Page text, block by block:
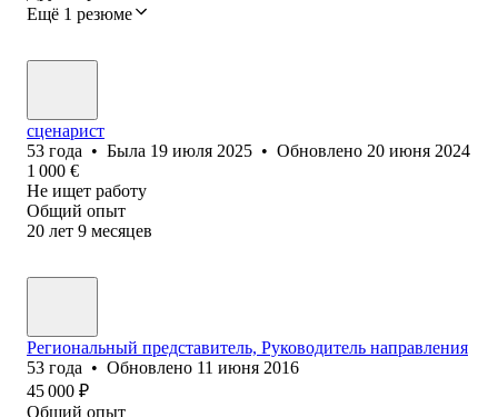
Ещё 1 резюме
сценарист
53 года • Была 19 июля 2025 • Обновлено 20 июня 2024
1 000 €
Не ищет работу
Общий опыт
20 лет 9 месяцев
Региональный представитель, Руководитель направления
53 года • Обновлено 11 июня 2016
45 000 ₽
Общий опыт